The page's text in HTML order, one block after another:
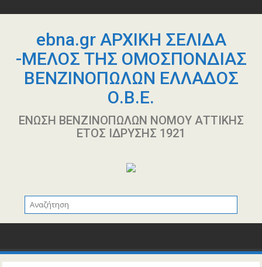
περιεχόμενοebna.gr ΑΡΧΙΚΗ ΣΕΛΙΔΑ
-ΜΕΛΟΣ ΤΗΣ ΟΜΟΣΠΟΝΔΙΑΣ
ΒΕΝΖΙΝΟΠΩΛΩΝ ΕΛΛΑΔΟΣ
Ο.Β.Ε.
ΕΝΩΣΗ ΒΕΝΖΙΝΟΠΩΛΩΝ ΝΟΜΟΥ ΑΤΤΙΚΗΣ
ΕΤΟΣ ΙΔΡΥΣΗΣ 1921